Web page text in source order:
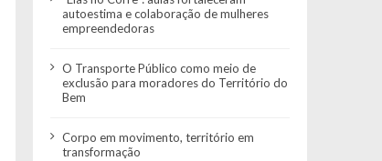
autoestima e colaboração de mulheres
empreendedoras
O Transporte Público como meio de
exclusão para moradores do Território do
Bem
Corpo em movimento, território em
transformação